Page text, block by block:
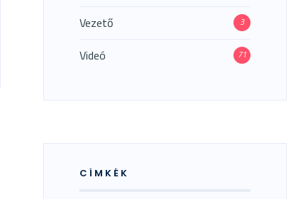
Vezető 3
Videó 71
CÍMKÉK